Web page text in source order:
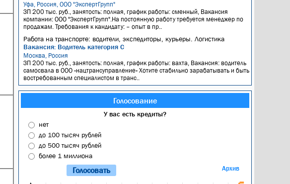
Уфа, Россия, ООО "ЭкспертГрупп"
ЗП 200 тыс. руб., занятость: полная, график работы: сменный, Вакансия
компании: ООО "ЭкспертГрупп".На постоянную работу требуется менеджер по
продажам. Требования к кандидату: – опыт в пр..
Работа на транспорте: водители, экспедиторы, курьеры. Логистика
Вакансия: Водитель категория С
Москва, Россия
ЗП 200 тыс. руб., занятость: полная, график работы: вахта, Вакансия: водитель
самосвала в ООО «нацтрансуправление» Хотите стабильно зарабатывать и быть
востребованным специалистом в транс..
Голосование
У вас есть кредиты?
нет
до 100 тысяч рублей
до 500 тысяч рублей
более 1 миллиона
Архив